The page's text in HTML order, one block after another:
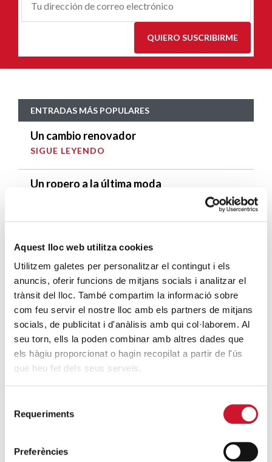
Aquest lloc web utilitza cookies
Utilitzem galetes per personalitzar el contingut i els
anuncis, oferir funcions de mitjans socials i analitzar el
trànsit del lloc. També compartim la informació sobre
com feu servir el nostre lloc amb els partners de mitjans
socials, de publicitat i d'anàlisis amb qui col·laborem. Al
seu torn, ells la poden combinar amb altres dades que
els hàgiu proporcionat o hagin recopilat a partir de l'ús
que heu fet dels seus serveis.
Requeriments
Preferències
QUIERO SUSCRIBIRME
ENTRADAS MÁS POPULARES
Un cambio renovador
SIGUE LEYENDO
Un ropero a la última moda
SIGUE LEYENDO
Endulzando la vida de los más pequeños
SIGUE LEYENDO
ENTRADAS RELACIONADAS
Carme Ferreiro: “Muchas personas deben
SIGUE LEYENDO
SIGUE LEYENDO